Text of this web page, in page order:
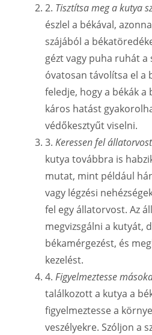
2. Tisztítsa meg a kutya
észlel a békával,
szájából a
gézt vagy puha ruhát a
óvatosan távolítsa el a
feledje, hogy a békák
káros hatást
védőkesztyűt viselni.
3. Keressen fel
kutya továbbra is
mutat, mint például
vagy légzési
fel egy állatorvost. Az
megvizsgálni a kutyát,
békamérgezést, és
kezelést.
4. Figyelmeztesse
találkozott a kutya a
figyelmeztesse a
veszélyekre. Szóljon a